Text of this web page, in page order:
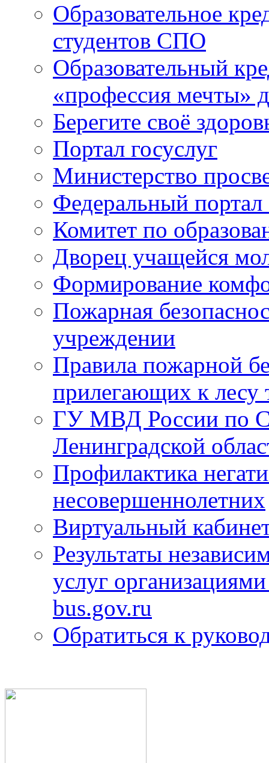
Образовательное
студентов СПО
Образовательный
«профессия мечты»
Берегите своё
Портал госуслуг
Министерство
Федеральный портал
Комитет по
Дворец учащейся
Формирование
Пожарная
учреждении
Правила пожарной
прилегающих к лесу
ГУ МВД России по
Ленинградской
Профилактика
несовершеннолетних
Виртуальный
Результаты
услуг
bus.gov.ru
Обратиться к